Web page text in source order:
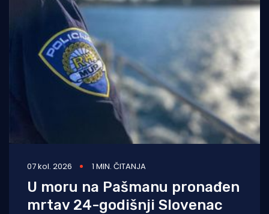
07 kol. 2026 1 MIN. ČITANJA
U moru na Pašmanu pronađen
mrtav 24-godišnji Slovenac